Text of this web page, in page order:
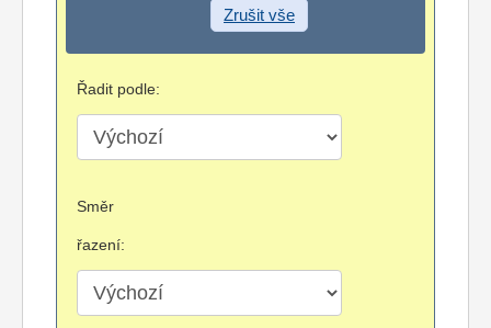
Zrušit vše
Řadit podle:
Směr
řazení: